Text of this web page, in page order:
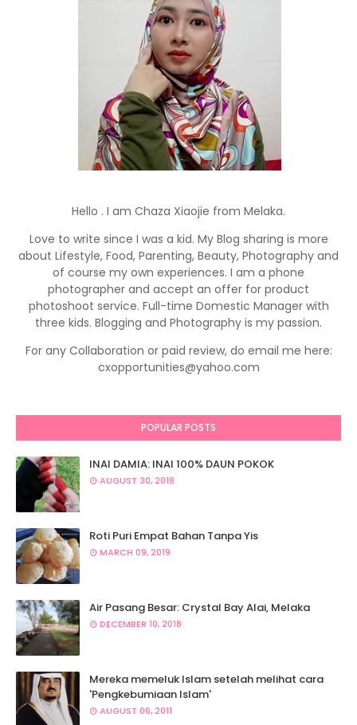
Hello . I am Chaza Xiaojie from Melaka.
Love to write since I was a kid. My Blog sharing is more
about Lifestyle, Food, Parenting, Beauty, Photography and
of course my own experiences. I am a phone
photographer and accept an offer for product
photoshoot service. Full-time Domestic Manager with
three kids. Blogging and Photography is my passion.
For any Collaboration or paid review, do email me here:
cxopportunities@yahoo.com
POPULAR POSTS
INAI DAMIA: INAI 100% DAUN POKOK
AUGUST 30, 2018
Roti Puri Empat Bahan Tanpa Yis
MARCH 09, 2019
Air Pasang Besar: Crystal Bay Alai, Melaka
DECEMBER 10, 2018
Mereka memeluk Islam setelah melihat cara
'Pengkebumiaan Islam'
AUGUST 06, 2011